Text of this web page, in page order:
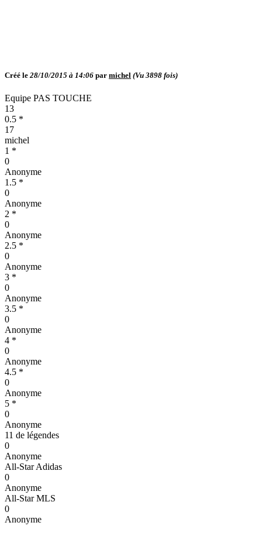
Créé le 28/10/2015 à 14:06 par michel (Vu 3898 fois)
Equipe PAS TOUCHE
13
0.5 *
17
michel
1 *
0
Anonyme
1.5 *
0
Anonyme
2 *
0
Anonyme
2.5 *
0
Anonyme
3 *
0
Anonyme
3.5 *
0
Anonyme
4 *
0
Anonyme
4.5 *
0
Anonyme
5 *
0
Anonyme
11 de légendes
0
Anonyme
All-Star Adidas
0
Anonyme
All-Star MLS
0
Anonyme